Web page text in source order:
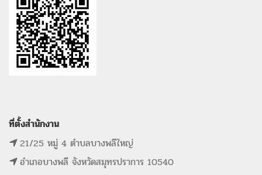
ที่ตั้งสำนักงาน
21/25 หมู่ 4 ตำบลบางพลีใหญ่
อำเภอบางพลี จังหวัดสมุทรปราการ 10540